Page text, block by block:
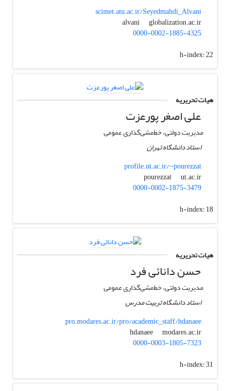
scimet.atu.ac.ir/Seyedmahdi_Alvani
alvani
globalization.ac.ir
0000-0002-1885-4325
h-index:22
هیات تحریریه
علی اصغر پورعزت
مدیریت دولتی، خط‌مشی‌گذاری عمومی
استاد دانشگاه تهران
profile.ut.ac.ir/~pourezzat
pourezzat
ut.ac.ir
0000-0002-1875-3479
h-index:18
هیات تحریریه
حسن دانائی فرد
مدیریت دولتی، خط‌مشی‌گذاری عمومی
استاد دانشگاه تربیت مدرس
pro.modares.ac.ir/pro/academic_staff/hdanaee
hdanaee
modares.ac.ir
0000-0003-1805-7323
h-index:31